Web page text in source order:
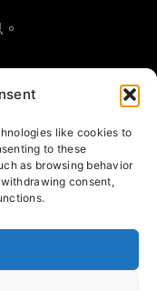
like cookies to
to these
as browsing behavior
consent,
有限公司 | 版權